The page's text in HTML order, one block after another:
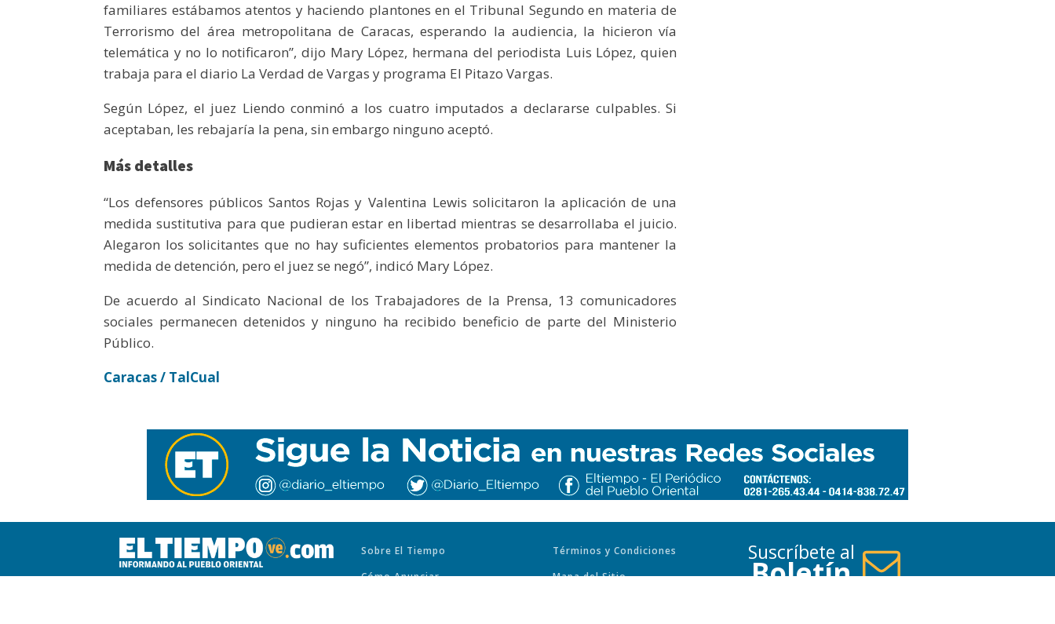
familiares estábamos atentos y haciendo plantones en el Tribunal Segundo en materia de
Terrorismo del área metropolitana de Caracas, esperando la audiencia, la hicieron vía
telemática y no lo notificaron”, dijo Mary López, hermana del periodista Luis López, quien
trabaja para el diario La Verdad de Vargas y programa El Pitazo Vargas.
Según López, el juez Liendo conminó a los cuatro imputados a declararse culpables. Si
aceptaban, les rebajaría la pena, sin embargo ninguno aceptó.
Más detalles
“Los defensores públicos Santos Rojas y Valentina Lewis solicitaron la aplicación de una
medida sustitutiva para que pudieran estar en libertad mientras se desarrollaba el juicio.
Alegaron los solicitantes que no hay suficientes elementos probatorios para mantener la
medida de detención, pero el juez se negó”, indicó Mary López.
De acuerdo al Sindicato Nacional de los Trabajadores de la Prensa, 13 comunicadores
sociales permanecen detenidos y ninguno ha recibido beneficio de parte del Ministerio
Público.
Caracas / TalCual
Sobre El Tiempo
Cómo Anunciar
Términos y Condiciones
Mapa del Sitio
Suscríbete al
Boletín